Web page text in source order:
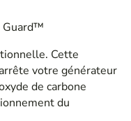
Guard™
Cette
votre générateur
de carbone
du